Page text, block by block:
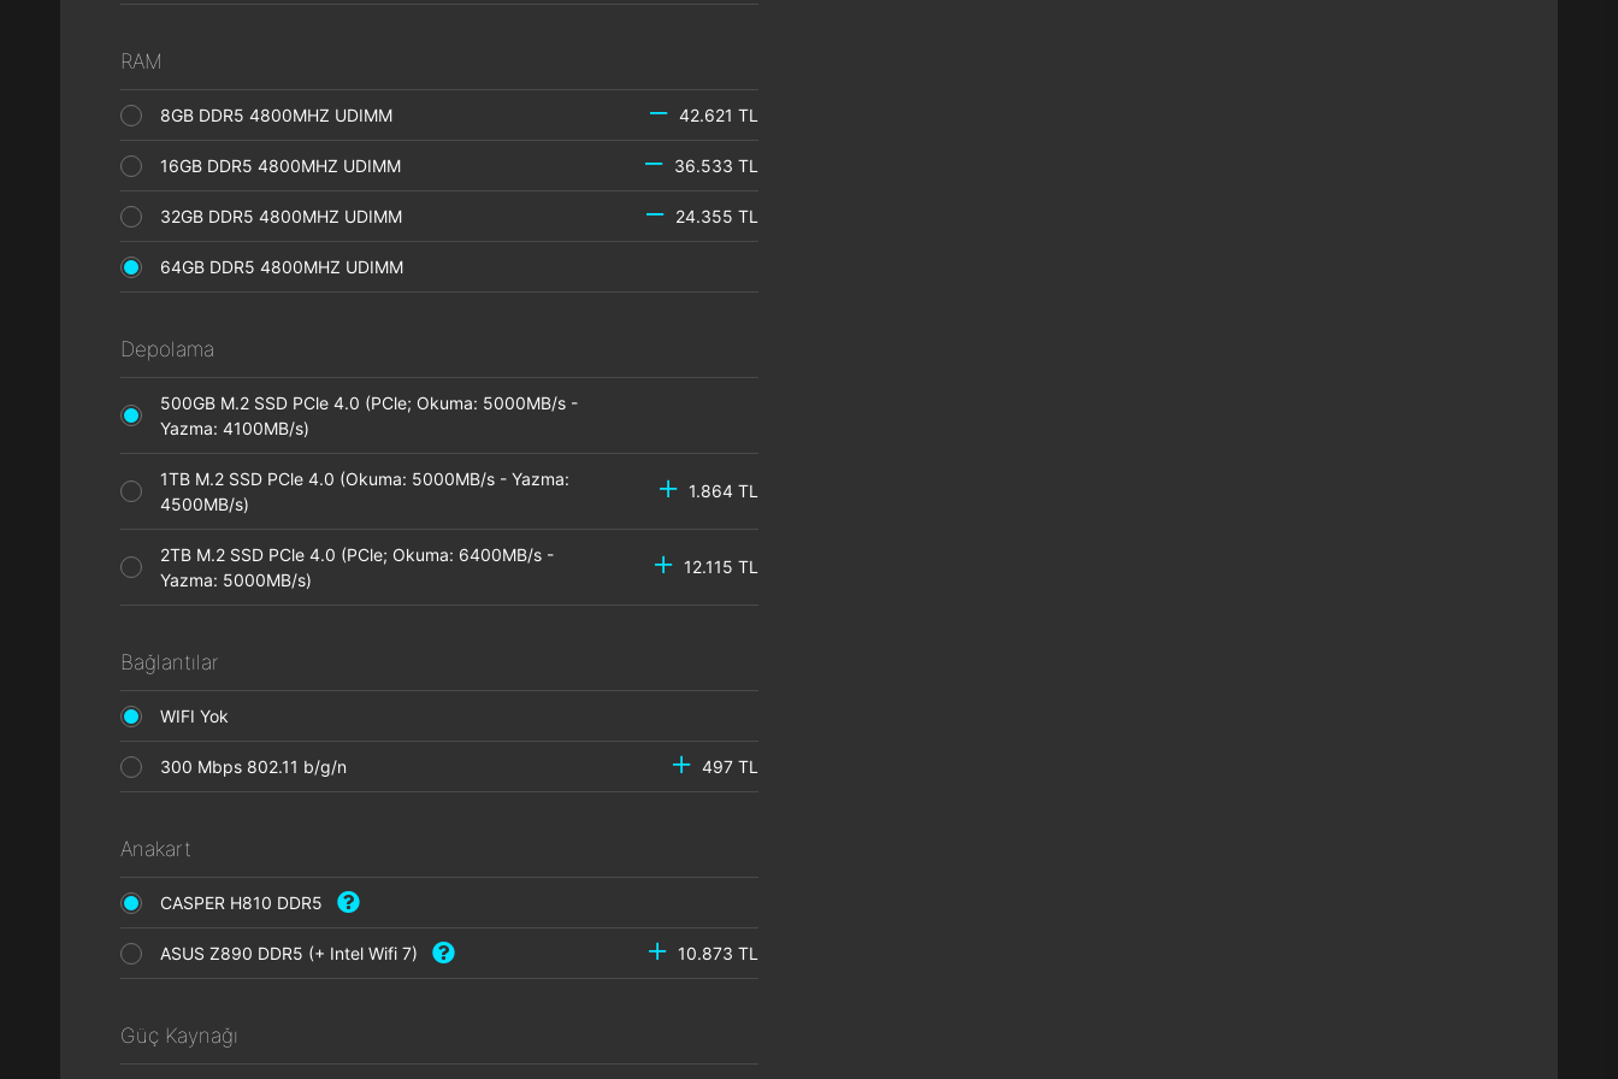
RAM
8GB DDR5 4800MHZ UDIMM 42.621 TL
16GB DDR5 4800MHZ UDIMM 36.533 TL
32GB DDR5 4800MHZ UDIMM 24.355 TL
64GB DDR5 4800MHZ UDIMM
Depolama
500GB M.2 SSD PCle 4.0 (PCle; Okuma: 5000MB/s -
Yazma: 4100MB/s)
1TB M.2 SSD PCle 4.0 (Okuma: 5000MB/s - Yazma:
4500MB/s)
1.864 TL
2TB M.2 SSD PCle 4.0 (PCle; Okuma: 6400MB/s -
Yazma: 5000MB/s)
12.115 TL
Bağlantılar
WIFI Yok
300 Mbps 802.11 b/g/n 497 TL
Anakart
CASPER H810 DDR5
ASUS Z890 DDR5 (+ Intel Wifi 7) 10.873 TL
Güç Kaynağı